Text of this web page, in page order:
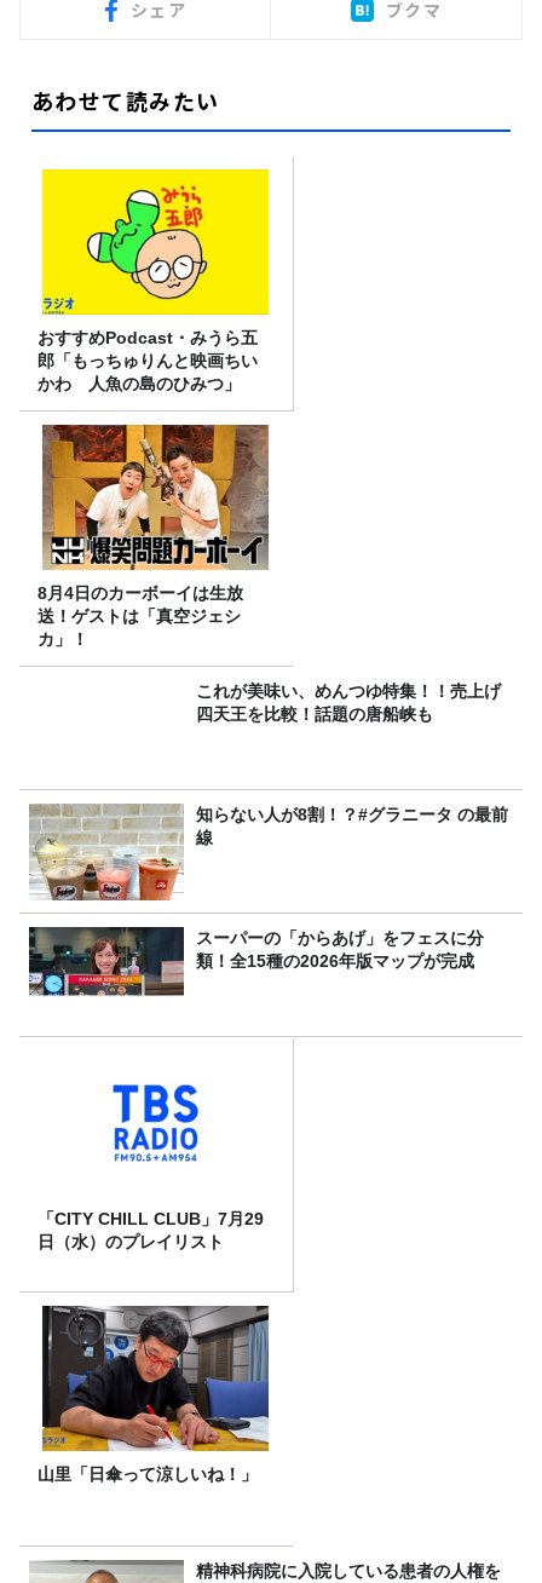
シェア ブクマ
あわせて読みたい
おすすめPodcast・みうら五
郎「もっちゅりんと映画ちい
かわ 人魚の島のひみつ」
8月4日のカーボーイは生放
送！ゲストは「真空ジェシ
カ」！
これが美味い、めんつゆ特集！！売上げ
四天王を比較！話題の唐船峡も
知らない人が8割！？#グラニータ の最前
線
スーパーの「からあげ」をフェスに分
類！全15種の2026年版マップが完成
「CITY CHILL CLUB」7月29
日（水）のプレイリスト
山里「日傘って涼しいね！」
精神科病院に入院している患者の人権を